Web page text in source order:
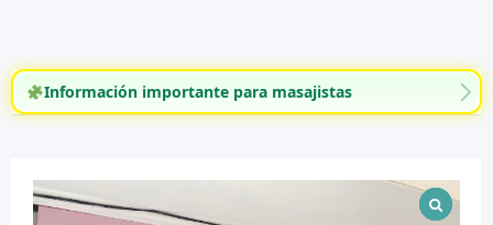
Información importante para masajistas